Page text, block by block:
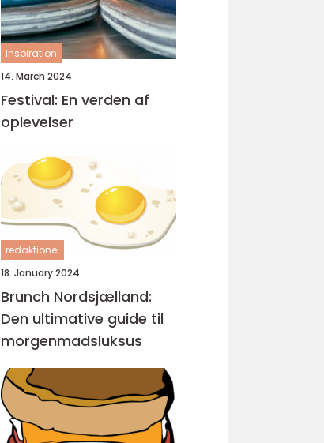
inspiration
14. March 2024
Festival: En verden af
oplevelser
redaktionel
18. January 2024
Brunch Nordsjælland:
Den ultimative guide til
morgenmadsluksus